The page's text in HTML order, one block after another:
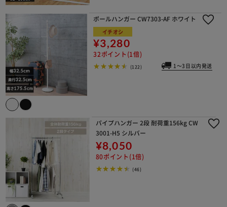
ポールハンガー CW7303-AF ホワイト
イチオシ
¥3,280
32ポイント(1倍)
(122) 1～3日以内発送
パイプハンガー 2段 耐荷重156kg CW
3001-H5 シルバー
¥8,050
80ポイント(1倍)
(46)